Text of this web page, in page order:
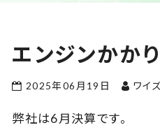
エンジンかか
2025年06月19日 ワイ
弊社は6月決算です。